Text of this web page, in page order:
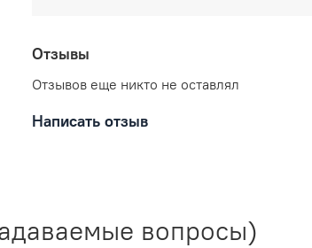
80% полиамид
5% хлопок
Отзывы
Отзывов еще никто не оставлял
Написать отзыв
вопросы)